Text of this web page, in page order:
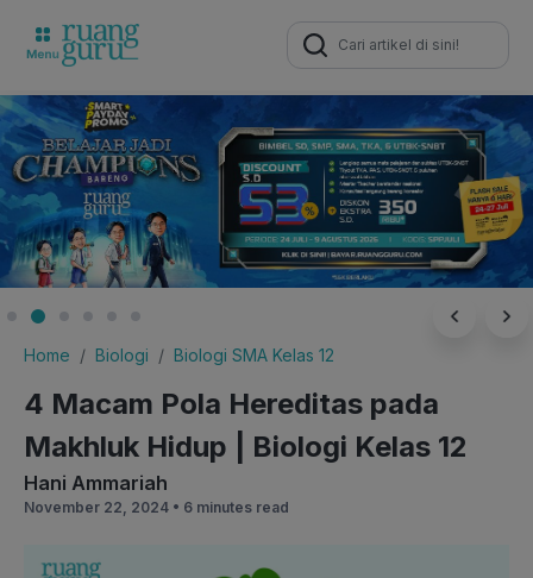
Search
for:
Home Biologi Biologi SMA Kelas 12
4 Macam Pola Hereditas pada
Makhluk Hidup | Biologi Kelas 12
Hani Ammariah
November 22, 2024 • 6 minutes read